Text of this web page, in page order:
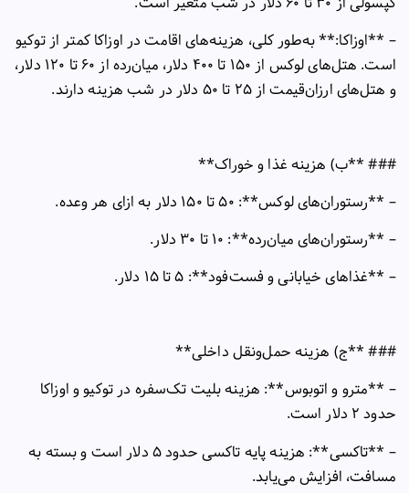
– **اوزاکا:** به‌طور کلی، هزینه‌های اقامت در اوزاکا کمتر از توکیو
است. هتل‌های لوکس از ۱۵۰ تا ۴۰۰ دلار، میان‌رده از ۶۰ تا ۱۲۰ دلار،
و هتل‌های ارزان‌قیمت از۲۵ تا ۵۰ دلار در شب هزینه دارند.
### **ب) هزینه غذا و خوراک**
– **رستوران‌های لوکس**: ۵۰تا ۱۵۰ دلار به ازای هر وعده.
– **رستوران‌های میان‌رده**: ۱۰ تا ۳۰ دلار.
– **غذاهای خیابانی و فست‌فود**: ۵تا۱۵ دلار.
### **ج) هزینه حمل‌ونقل داخلی**
– **مترو و اتوبوس**: هزینه بلیت تک‌سفره در توکیو و اوزاکا
حدود ۲ دلار است.
– **تاکسی**: هزینه پایه تاکسی حدود۵ دلار است و بسته به
مسافت، افزایش می‌یابد.